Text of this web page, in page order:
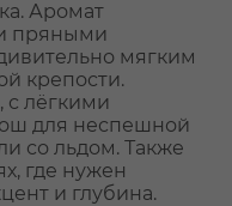
Аромат
пряными
мягким
крепости.
с лёгкими
для неспешной
со льдом. Также
где нужен
и глубина.